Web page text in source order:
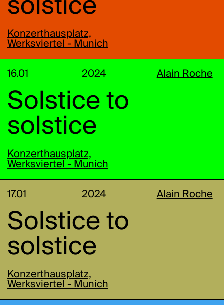
solstice
Konzerthausplatz,
Werksviertel - Munich
16.01 2024 Alain Roche
Solstice to
solstice
Konzerthausplatz,
Werksviertel - Munich
17.01 2024 Alain Roche
Solstice to
solstice
Konzerthausplatz,
Werksviertel - Munich